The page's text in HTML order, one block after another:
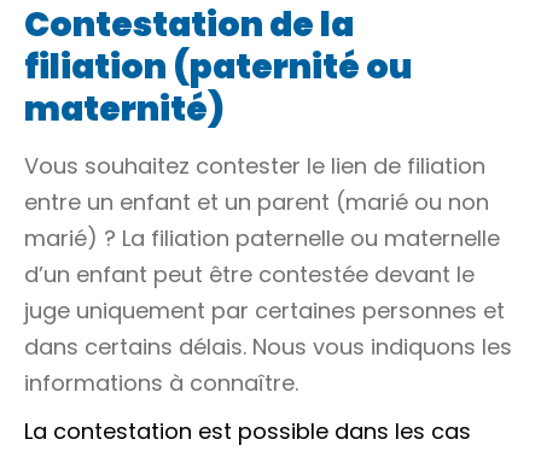
Contestation de la
filiation (paternité ou
maternité)
Vous souhaitez contester le lien de filiation
entre un enfant et un parent (marié ou non
marié) ? La filiation paternelle ou maternelle
d’un enfant peut être contestée devant le
juge uniquement par certaines personnes et
dans certains délais. Nous vous indiquons les
informations à connaître.
La contestation est possible dans les cas